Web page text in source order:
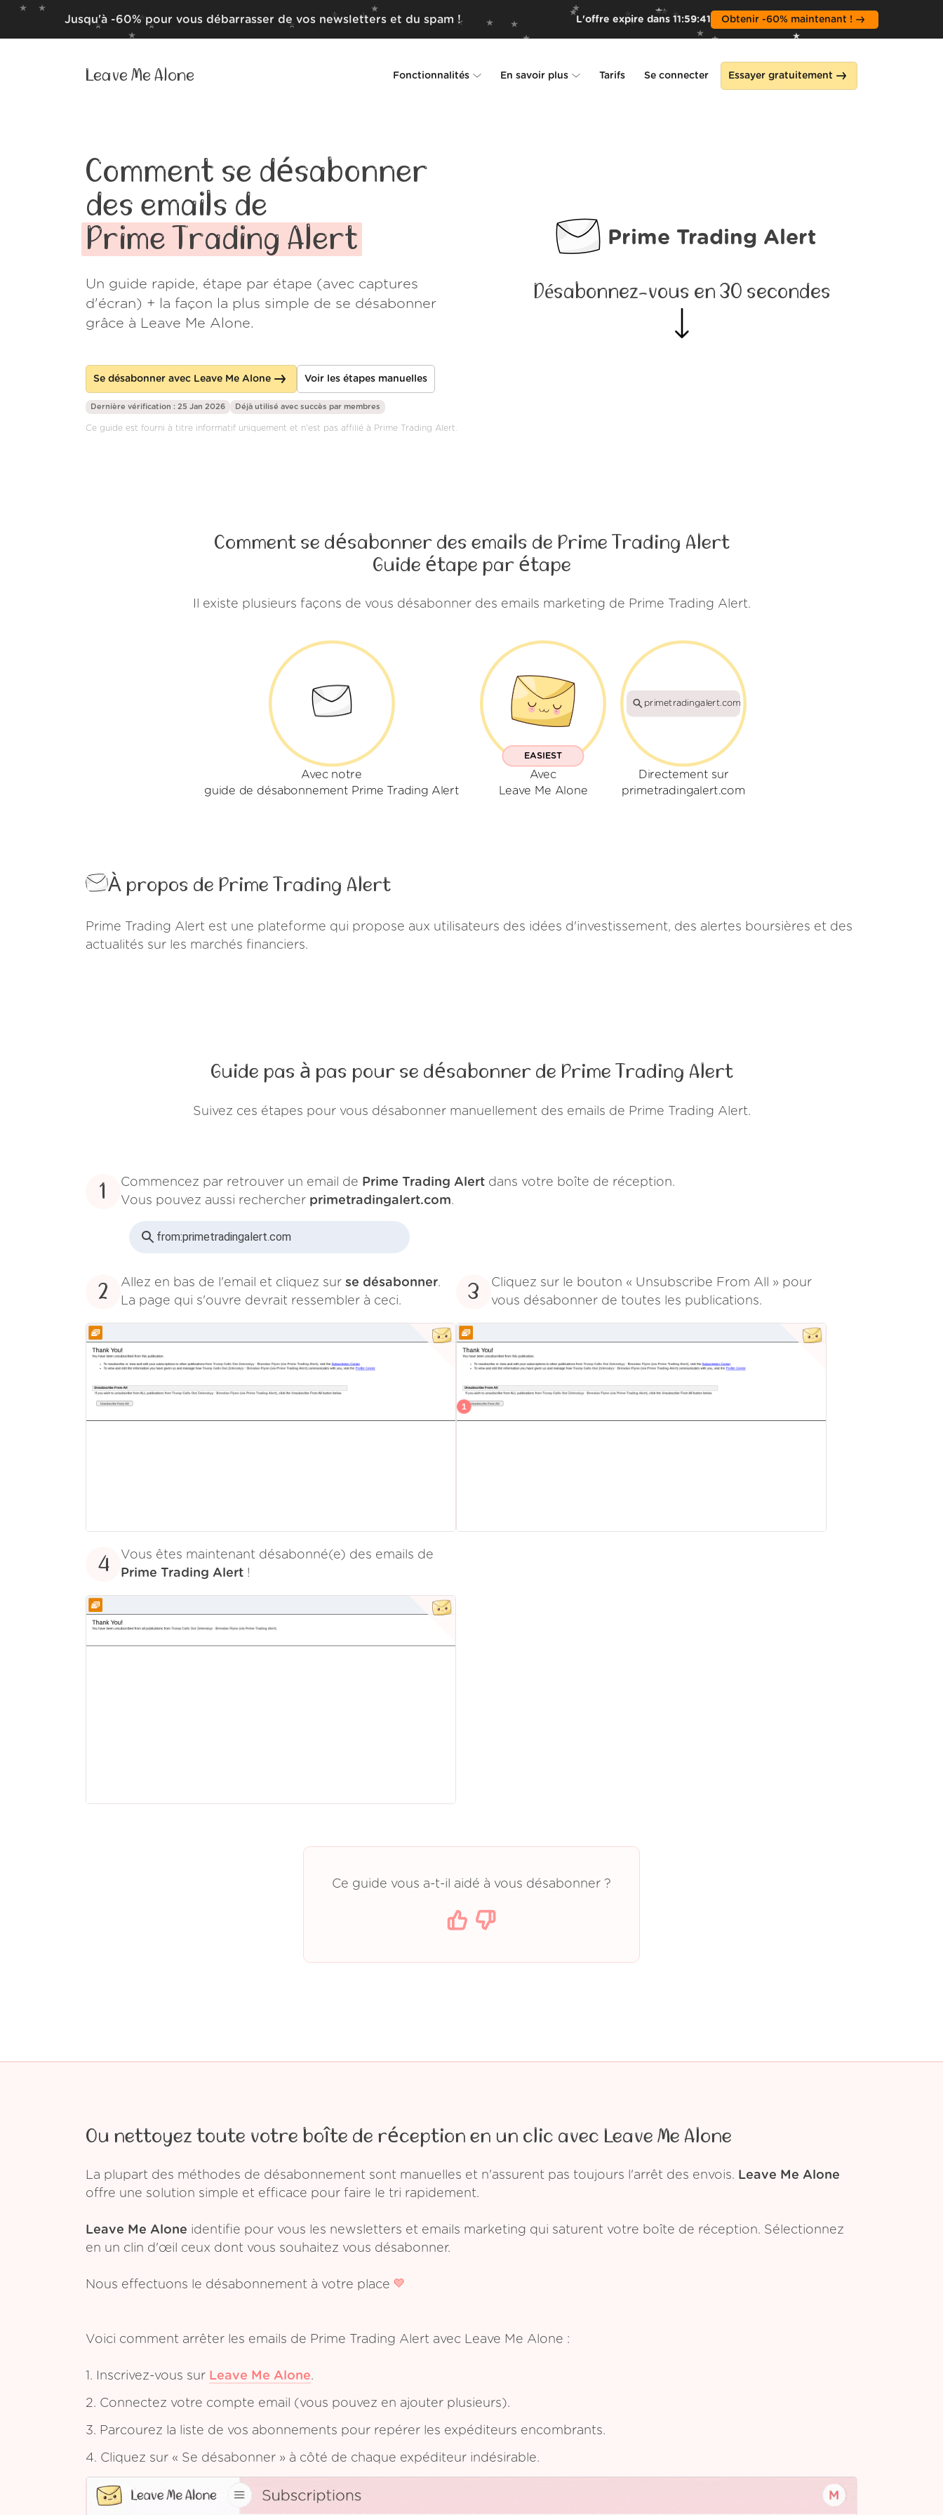
Jusqu'à -60% pour vous débarrasser de vos newsletters et du spam ! L'offre expire dans 11:59:39 Obtenir -60% maintenant !
Leave Me Alone Fonctionnalités En savoir plus
Preuves d'amour
Tarifs Se connecter Essayer gratuitement
Comment se désabonner
des emails de
Prime Trading Alert
Un guide rapide, étape par étape (avec captures
d'écran) + la façon la plus simple de se désabonner
grâce à Leave Me Alone.
Se désabonner avec Leave Me Alone Voir les étapes manuelles
Prime Trading Alert
Désabonnez-vous en 30 secondes
Dernière vérification : 25 Jan 2026 Déjà utilisé avec succès par membres
Ce guide est fourni à titre informatif uniquement et n'est pas affilié à Prime Trading Alert.
Comment se désabonner des emails de Prime Trading Alert
Guide étape par étape
Il existe plusieurs façons de vous désabonner des emails marketing de Prime Trading Alert.
Avec notre
guide de désabonnement Prime Trading Alert
EASIEST
Avec
Leave Me Alone
primetradingalert.com
Directement sur
primetradingalert.com
À propos de Prime Trading Alert
Prime Trading Alert est une plateforme qui propose aux utilisateurs des idées d'investissement, des alertes boursières et des
actualités sur les marchés financiers.
Guide pas à pas pour se désabonner de Prime Trading Alert
Suivez ces étapes pour vous désabonner manuellement des emails de Prime Trading Alert.
1 Commencez par retrouver un email de Prime Trading Alert dans votre boîte de réception.
Vous pouvez aussi rechercher primetradingalert.com.
from:primetradingalert.com
2 Allez en bas de l'email et cliquez sur se désabonner.
La page qui s'ouvre devrait ressembler à ceci.
3
Cliquez sur le bouton « Unsubscribe From All » pour
vous désabonner de toutes les publications.
4
Vous êtes maintenant désabonné(e) des emails de
Prime Trading Alert !
Ce guide vous a-t-il aidé à vous désabonner ?
Ou nettoyez toute votre boîte de réception en un clic avec Leave Me Alone
La plupart des méthodes de désabonnement sont manuelles et n'assurent pas toujours l'arrêt des envois. Leave Me Alone
offre une solution simple et efficace pour faire le tri rapidement.
Leave Me Alone identifie pour vous les newsletters et emails marketing qui saturent votre boîte de réception. Sélectionnez
en un clin d'œil ceux dont vous souhaitez vous désabonner.
Nous effectuons le désabonnement à votre place
Voici comment arrêter les emails de Prime Trading Alert avec Leave Me Alone :
1. Inscrivez-vous sur Leave Me Alone.
2. Connectez votre compte email (vous pouvez en ajouter plusieurs).
3. Parcourez la liste de vos abonnements pour repérer les expéditeurs encombrants.
4. Cliquez sur « Se désabonner » à côté de chaque expéditeur indésirable.